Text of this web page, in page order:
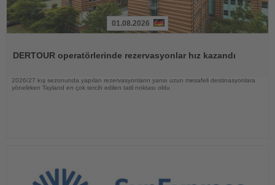
01.08.2026
DERTOUR operatörlerinde rezervasyonlar hız kazandı
2026/27 kış sezonunda yapılan rezervasyonların yarısı uzun mesafeli destinasyonlara
yönelirken Tayland en çok tercih edilen tatil noktası oldu